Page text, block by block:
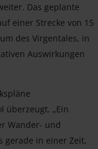
Das geplante
einer Strecke von 15
des Virgentales, in
Auswirkungen
überzeugt. „Ein
Wander- und
gerade in einer Zeit,